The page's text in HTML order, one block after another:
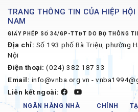
TRANG THÔNG TIN CỦA HIỆP
NAM
GIẤY PHÉP SỐ 34/GP-TTĐT DO BỘ THÔNG
Địa chỉ: Số 193 phố Bà Triệu, phường
Nội
Điện thoại: (024) 382 187 33
Email: info@vnba.org.vn -
Liên kết ngoài:
NGÂN HÀNG NHÀ
CHÍNH